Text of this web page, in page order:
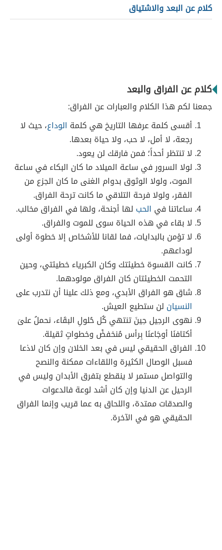
كلام عن البعد والاشتياق
كلام عن الفراق والبعد
جمعنا لكم هذا الكلام والعبارات عن الفراق:
أقسى كلمة عرفها التاريخ هي كلمة الوداع، حيث لا
رجعة، لا أمل، لا حب، ولا حياة بعدها.
لا تنتظر أحداً؛ فمن فارقك لن يعود.
لولا السرور في ساعة الميلاد ما كان البكاء في ساعة
الموت، ولولا الوثوق بدوام الغنى ما كان الجزع من
الفقر، ولولا فرحة التلاقي ما كانت ترحة الفراق.
ساعاتنا في الحب لها أجنحة، ولها في الفراق مخالب.
لا بقاء في هذه الحياة سوى للموت والفراق.
لا تؤمن بالبدايات، فما لقانا للأشخاص إلا خطوة أولى
لوداعهم.
كانت القسوة خطيئتك وكان الكبرياء خطيئتي، وحين
التحمت الخطيئتان كان الفراق مولودهما.
شاق هو الفراق الأبدي، ومع ذلك علينا أن نتدرب على
النسيان لن ستطيع العيش.
نهوى الرحِيل حِينَ تنتهي كُل حُلولِ البقَاء، نحملُ علىَ
أكتافنَا أوجَاعنَا بِرأس مُنخفضْ وخطواتٍ ثقيلة.
الفراق الحقيقي ليس في بعد الخلان وإن كان لاذعا
فسبل الوصال الكثيرة واللقاءات ممكنة والنصح
والتواصل مستمر لا ينقطع بتفرق الأبدان وليس في
الرحيل عن الدنيا وإن كان أشد لوعة فالدعوات
والصدقات ممتدة، واللحاق به عما قريب وإنما الفراق
الحقيقي هو في الآخرة.